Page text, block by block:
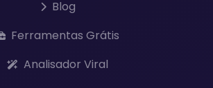
Blog
Ferramentas Grátis
Analisador Viral